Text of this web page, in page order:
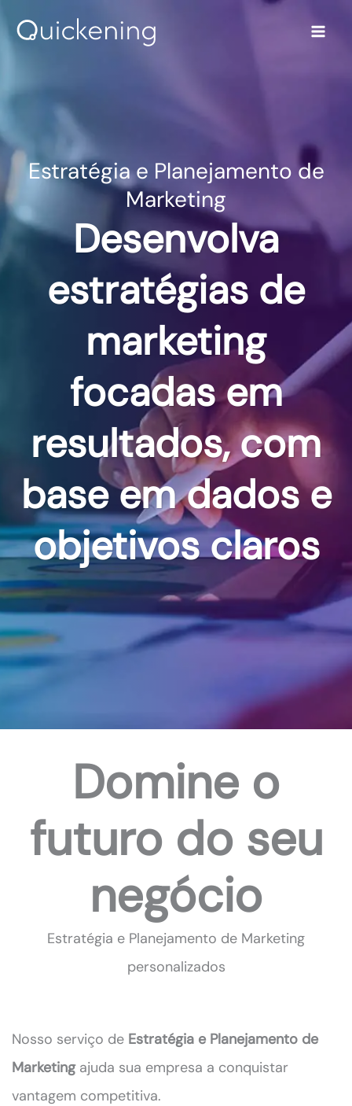
para
conteúdo
Estratégia e Planejamento de
Marketing
Desenvolva
estratégias de
marketing
focadas em
resultados, com
base em dados e
objetivos claros
Domine o
futuro do seu
negócio
Estratégia e Planejamento de Marketing
personalizados
Nosso serviço de Estratégia e Planejamento de
Marketingajuda sua empresa a conquistar
vantagem competitiva.